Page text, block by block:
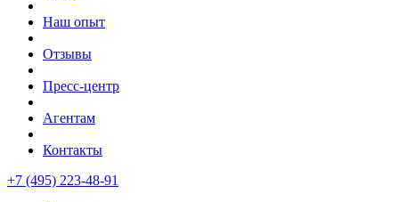
Наш опыт
Отзывы
Пресс-центр
Агентам
Контакты
+7 (495) 223-48-91